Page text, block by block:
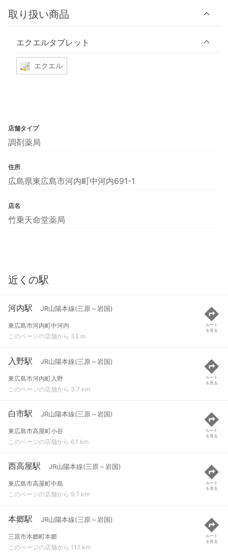
取り扱い商品
エクエルタブレット
エクエル
店舗タイプ
調剤薬局
住所
広島県東広島市河内町中河内691-1
店名
竹乗天命堂薬局
近くの駅
河内駅 JR山陽本線(三原～岩国)
東広島市河内町中河内
このページの店舗から 33 m
ルート
を見る
入野駅 JR山陽本線(三原～岩国)
東広島市河内町入野
このページの店舗から 3.7 km
ルート
を見る
白市駅 JR山陽本線(三原～岩国)
東広島市高屋町小谷
このページの店舗から 6.1 km
ルート
を見る
西高屋駅 JR山陽本線(三原～岩国)
東広島市高屋町中島
このページの店舗から 9.7 km
ルート
を見る
本郷駅 JR山陽本線(三原～岩国)
三原市本郷町本郷
このページの店舗から 11.1 km
ルート
を見る